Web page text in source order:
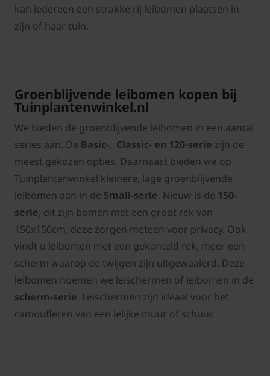
kan iedereen een strakke rij leibomen plaatsen in
zijn of haar tuin.
Groenblijvende leibomen kopen bij
Tuinplantenwinkel.nl
We bieden de groenblijvende leibomen in een aantal
series aan. De Basic-, Classic- en 120-serie zijn de
meest gekozen opties. Daarnaast bieden we op
Tuinplantenwinkel kleinere, lage groenblijvende
leibomen aan in de Small-serie. Nieuw is de 150-
serie, dit zijn bomen met een groot rek van
150x150cm, deze zorgen meteen voor privacy. Ook
vindt u leibomen met een gekanteld rek, meer een
scherm waarop de twijgen zijn uitgewaaierd. Deze
leibomen noemen we leischermen of leibomen in de
scherm-serie. Leischermen zijn ideaal voor het
camoufleren van een lelijke muur of schuur.